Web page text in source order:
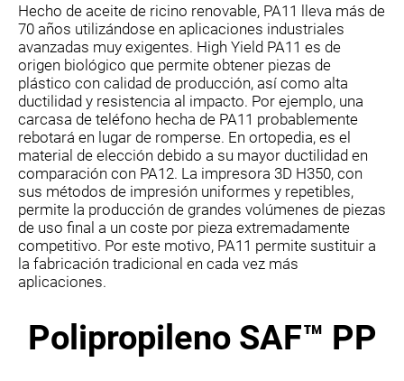
Hecho de aceite de ricino renovable, PA11 lleva más de
70 años utilizándose en aplicaciones industriales
avanzadas muy exigentes. High Yield PA11 es de
origen biológico que permite obtener piezas de
plástico con calidad de producción, así como alta
ductilidad y resistencia al impacto. Por ejemplo, una
carcasa de teléfono hecha de PA11 probablemente
rebotará en lugar de romperse. En ortopedia, es el
material de elección debido a su mayor ductilidad en
comparación con PA12. La impresora 3D H350, con
sus métodos de impresión uniformes y repetibles,
permite la producción de grandes volúmenes de piezas
de uso final a un coste por pieza extremadamente
competitivo. Por este motivo, PA11 permite sustituir a
la fabricación tradicional en cada vez más
aplicaciones.
Polipropileno SAF™ PP